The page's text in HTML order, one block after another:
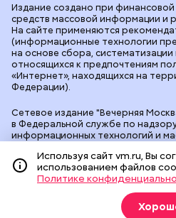
Сетевое издание "Вечерняя
в Федеральной службе по
информационных технологий и
90524 от 09.12.2025. Учредитель:
"Вечерняя Москва". Главный
Геннадьевич Глуходедов. Адрес
Бумажный пр-д, д. 14, стр. 2.
. Почта для
Издание создано при
средств массовой информации и
На сайте применяются
(информационные технологии
на основе сбора, систематизации
относящихся к предпочтениям
«Интернет», находящихся на
Федерации).
Используя сайт vm.ru, Вы
использованием файлов
Политике